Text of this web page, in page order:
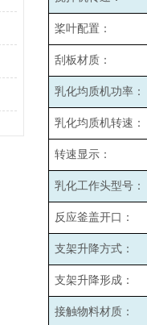
桨叶配置：
刮板材质：
乳化均质机功率：
乳化均质机转速：
转速显示：
乳化工作头型号：
反应釜盖开口：
支架升降方式：
支架升降形成：
接触物料材质：